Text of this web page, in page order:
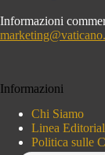
Informazioni
Informazioni
Chi Siamo
Linea
Politica sulle